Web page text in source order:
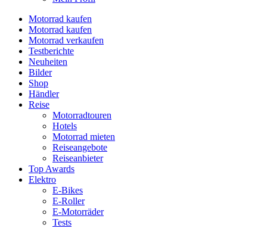
Motorrad kaufen
Motorrad kaufen
Motorrad verkaufen
Testberichte
Neuheiten
Bilder
Shop
Händler
Reise
Motorradtouren
Hotels
Motorrad mieten
Reiseangebote
Reiseanbieter
Top Awards
Elektro
E-Bikes
E-Roller
E-Motorräder
Tests